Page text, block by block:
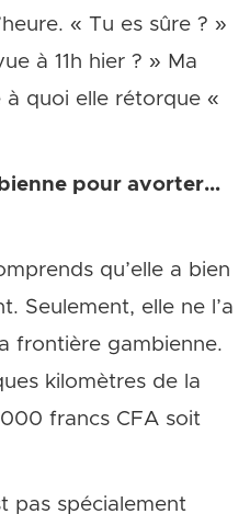
« Tu es sûre ? »
à 11h hier ? » Ma
à quoi elle rétorque «
pour avorter…
qu’elle a bien
Seulement, elle ne l’a
frontière gambienne.
kilomètres de la
francs CFA soit
pas spécialement